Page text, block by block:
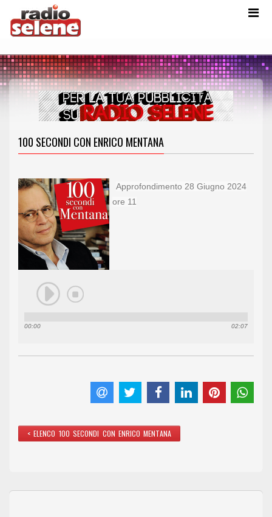
100 SECONDI CON ENRICO MENTANA
00:00 02:07
Approfondimento 28 Giugno 2024
ore 11
< ELENCO 100 SECONDI CON ENRICO MENTANA